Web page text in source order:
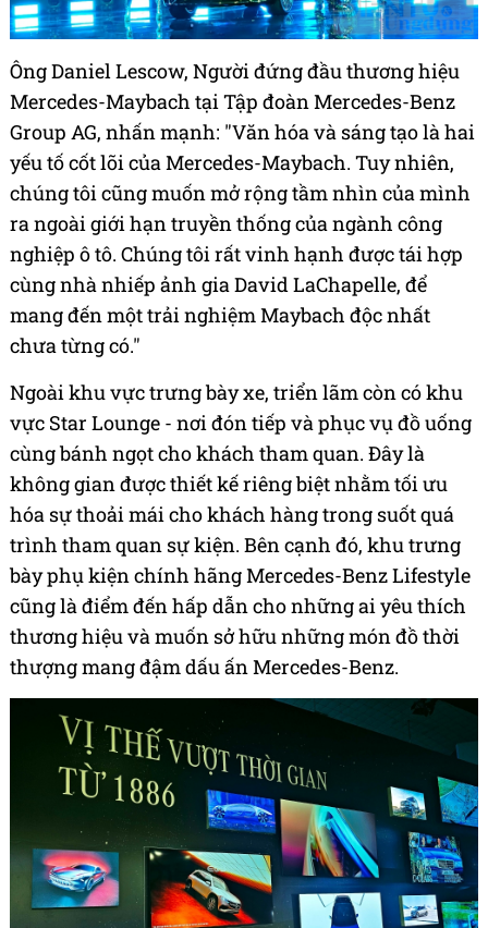
Ông Daniel Lescow, Người đứng đầu thương hiệu
Mercedes-Maybach tại Tập đoàn Mercedes-Benz
Group AG, nhấn mạnh: "Văn hóa và sáng tạo là hai
yếu tố cốt lõi của Mercedes-Maybach. Tuy nhiên,
chúng tôi cũng muốn mở rộng tầm nhìn của mình
ra ngoài giới hạn truyền thống của ngành công
nghiệp ô tô. Chúng tôi rất vinh hạnh được tái hợp
cùng nhà nhiếp ảnh gia David LaChapelle, để
mang đến một trải nghiệm Maybach độc nhất
chưa từng có."
Ngoài khu vực trưng bày xe, triển lãm còn có khu
vực Star Lounge - nơi đón tiếp và phục vụ đồ uống
cùng bánh ngọt cho khách tham quan. Đây là
không gian được thiết kế riêng biệt nhằm tối ưu
hóa sự thoải mái cho khách hàng trong suốt quá
trình tham quan sự kiện. Bên cạnh đó, khu trưng
bày phụ kiện chính hãng Mercedes-Benz Lifestyle
cũng là điểm đến hấp dẫn cho những ai yêu thích
thương hiệu và muốn sở hữu những món đồ thời
thượng mang đậm dấu ấn Mercedes-Benz.